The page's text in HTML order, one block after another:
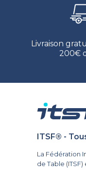
Livraison
200€
ITSF® -
La Fédération
de Table